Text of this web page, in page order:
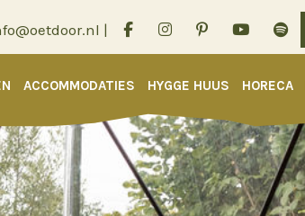
|
ACCOMMODATIES HYGGE HUUS HORECA